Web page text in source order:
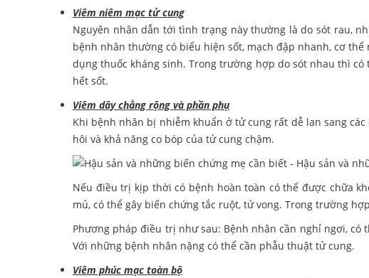
Viêm niêm mạc tử cung
Nguyên nhân dẫn tới tình trạng này thường là do sót rau,
bệnh nhân thường có biểu hiện sốt, mạch đập nhanh, cơ
dụng thuốc kháng sinh. Trong trường hợp do sót nhau thì
hết sốt.
Viêm dây chằng rộng và phần phụ
Khi bệnh nhân bị nhiễm khuẩn ở tử cung rất dễ lan sang
hôi và khả năng co bóp của tử cung chậm.
Nếu điều trị kịp thời có bệnh hoàn toàn có thể được chữa
mủ, có thể gây biến chứng tắc ruột, tử vong. Trong trường
Phương pháp điều trị như sau: Bệnh nhân cần nghỉ ngơi, có
Với những bệnh nhân nặng có thể cần phẫu thuật tử cung.
Viêm phúc mạc toàn bộ